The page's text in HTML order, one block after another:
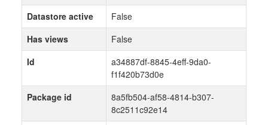
Datastore active
False
Has views
False
Id
a34887df-8845-4eff-9da0-
f1f420b73d0e
Package id
8a5fb504-af58-4814-b307-
8c2511c92e14